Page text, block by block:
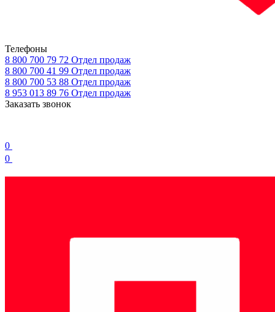
Телефоны
8 800 700 79 72 Отдел продаж
8 800 700 41 99 Отдел продаж
8 800 700 53 88 Отдел продаж
8 953 013 89 76 Отдел продаж
Заказать звонок
0
0